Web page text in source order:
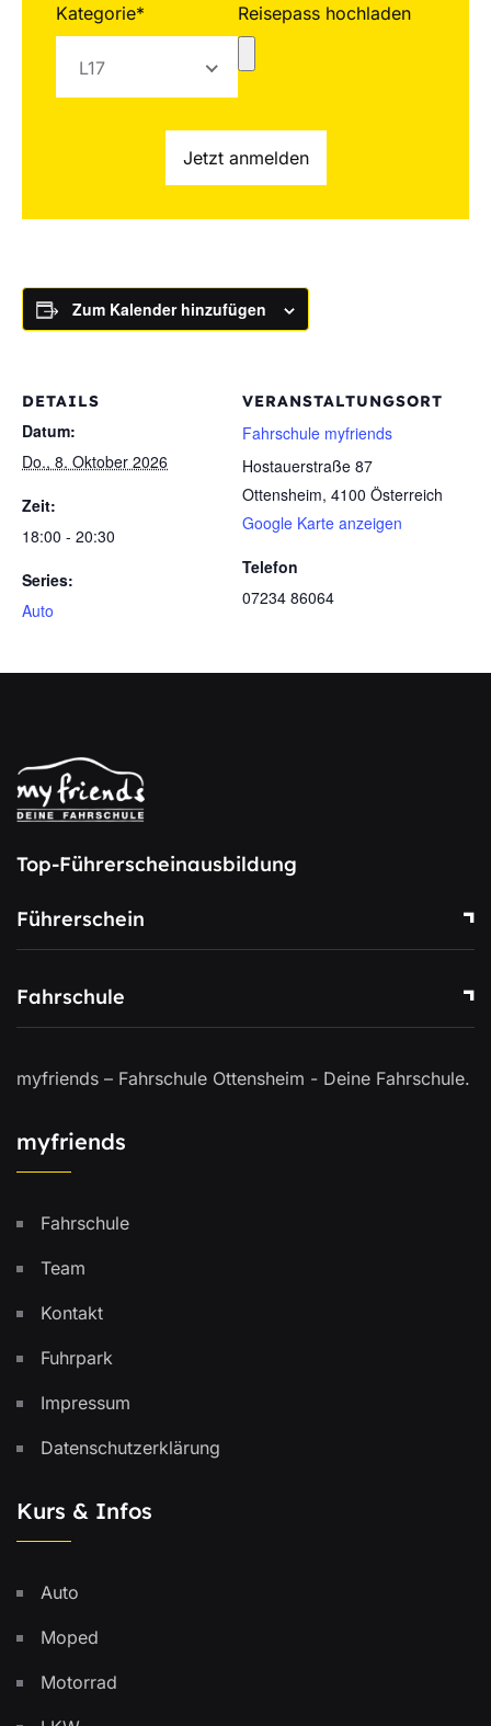
Kategorie*
L17
Reisepass hochladen
Zum Kalender hinzufügen
DETAILS
Datum:
Do., 8. Oktober 2026
Zeit:
18:00 - 20:30
Series:
Auto
VERANSTALTUNGSORT
Fahrschule myfriends
Hostauerstraße 87
Ottensheim, 4100 Österreich
Google Karte anzeigen
Telefon
07234 86064
Top-Führerscheinausbildung
Führerschein
Fahrschule
myfriends – Fahrschule Ottensheim - Deine Fahrschule.
myfriends
Fahrschule
Team
Kontakt
Fuhrpark
Impressum
Datenschutzerklärung
Kurs & Infos
Auto
Moped
Motorrad